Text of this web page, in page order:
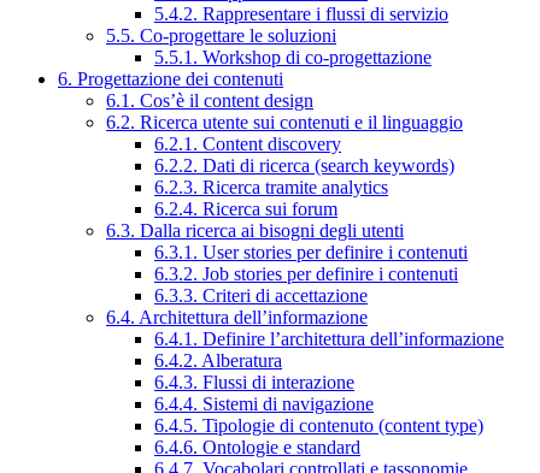
5.4.2. Rappresentare i flussi di servizio
5.5. Co-progettare le soluzioni
5.5.1. Workshop di co-progettazione
6. Progettazione dei contenuti
6.1. Cos’è il content design
6.2. Ricerca utente sui contenuti e il linguaggio
6.2.1. Content discovery
6.2.2. Dati di ricerca (search keywords)
6.2.3. Ricerca tramite analytics
6.2.4. Ricerca sui forum
6.3. Dalla ricerca ai bisogni degli utenti
6.3.1. User stories per definire i contenuti
6.3.2. Job stories per definire i contenuti
6.3.3. Criteri di accettazione
6.4. Architettura dell’informazione
6.4.1. Definire l’architettura dell’informazione
6.4.2. Alberatura
6.4.3. Flussi di interazione
6.4.4. Sistemi di navigazione
6.4.5. Tipologie di contenuto (content type)
6.4.6. Ontologie e standard
6.4.7. Vocabolari controllati e tassonomie